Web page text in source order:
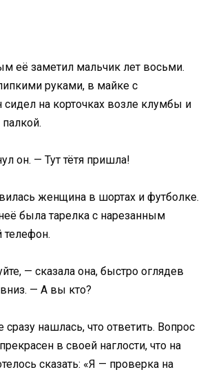
её заметил мальчик лет восьми.
руками, в майке с
на корточках возле клумбы и
он. — Тут тётя пришла!
женщина в шортах и футболке.
была тарелка с нарезанным
телефон.
— сказала она, быстро оглядев
— А вы кто?
нашлась, что ответить. Вопрос
в своей наглости, что на
сказать: «Я — проверка на